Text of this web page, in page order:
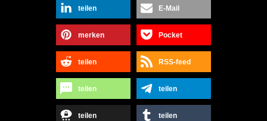
teilen E-Mail
merken Pocket
teilen RSS-feed
teilen teilen
teilen teilen